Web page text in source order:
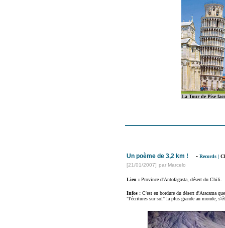
La Tour de Pise
Un poème de 3,2 km ! - Records |
[21/01/2007] par Marcelo
Lieu : Province d'Antofagasta, désert du Chili
Infos : C'est en bordure du désert d'Atacama
"l'écritures sur sol" la plus grande au monde,